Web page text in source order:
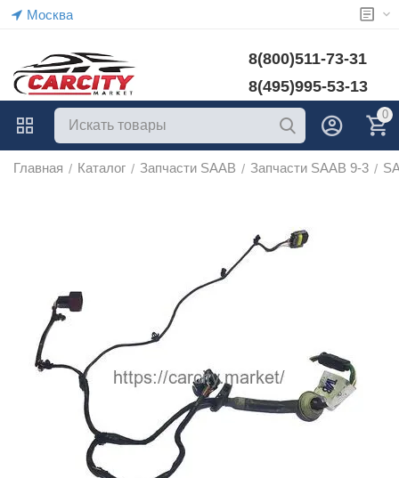
Москва
8(800)511-73-31
8(495)995-53-13
0
Главная / Каталог / Запчасти SAAB / Запчасти SAAB 9-3 /